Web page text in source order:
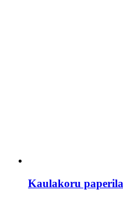
Kaulakoru